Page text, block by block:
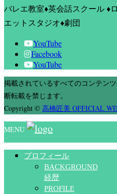
バレエ教室♦英会話スクール ♦
エットスタジオ♦劇団
YouTube
Facebook
YouTube
掲載されているすべてのコンテン
断転載を禁じます。
Copyright © 高橋匠美 OFFICIAL
MENU
プロフィール
BACKGROUND
経歴
PROFILE